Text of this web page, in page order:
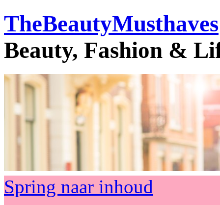
TheBeautyMusthaves
Beauty, Fashion &
Spring naar inhoud